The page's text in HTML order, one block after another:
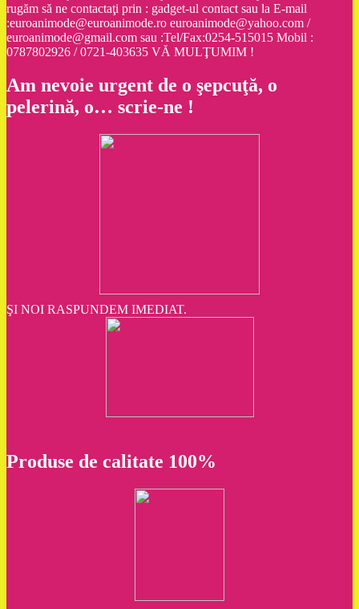
rugăm să ne contactaţi prin : gadget-ul contact sau la E-mail
:euroanimode@euroanimode.ro euroanimode@yahoo.com /
euroanimode@gmail.com sau :Tel/Fax:0254-515015 Mobil :
0787802926 / 0721-403635 VĂ MULŢUMIM !
Am nevoie urgent de o şepcuţă, o
pelerină, o… scrie-ne !
ŞI NOI RASPUNDEM IMEDIAT.
Produse de calitate 100%